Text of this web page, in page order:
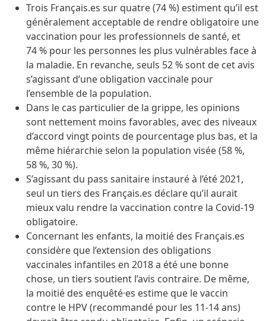
Trois Français.es sur quatre (74 %) estiment qu’il est
généralement acceptable de rendre obligatoire une
vaccination pour les professionnels de santé, et
74 % pour les personnes les plus vulnérables face à
la maladie. En revanche, seuls 52 % sont de cet avis
s’agissant d’une obligation vaccinale pour
l’ensemble de la population.
Dans le cas particulier de la grippe, les opinions
sont nettement moins favorables, avec des niveaux
d’accord vingt points de pourcentage plus bas, et la
même hiérarchie selon la population visée (58 %,
58 %, 30 %).
S’agissant du pass sanitaire instauré à l’été 2021,
seul un tiers des Français.es déclare qu’il aurait
mieux valu rendre la vaccination contre la Covid-19
obligatoire.
Concernant les enfants, la moitié des Français.es
considère que l’extension des obligations
vaccinales infantiles en 2018 a été une bonne
chose, un tiers soutient l’avis contraire. De même,
la moitié des enquêté·es estime que le vaccin
contre le HPV (recommandé pour les 11-14 ans)